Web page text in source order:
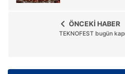
ÖNCEKİ HABER
TEKNOFEST bugün